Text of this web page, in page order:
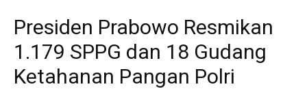
Presiden Prabowo Resmikan
1.179 SPPG dan 18 Gudang
Ketahanan Pangan Polri